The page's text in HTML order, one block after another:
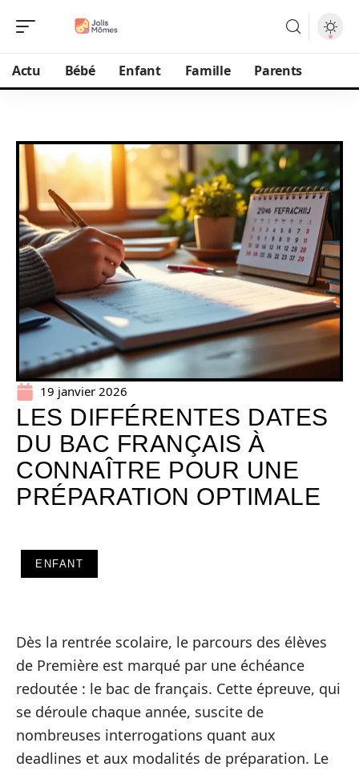
Actu Bébé Enfant Famille Parents
19 janvier 2026
LES DIFFÉRENTES DATES
DU BAC FRANÇAIS À
CONNAÎTRE POUR UNE
PRÉPARATION OPTIMALE
ENFANT
Dès la rentrée scolaire, le parcours des élèves
de Première est marqué par une échéance
redoutée : le bac de français. Cette épreuve, qui
se déroule chaque année, suscite de
nombreuses interrogations quant aux
deadlines et aux modalités de préparation. Le